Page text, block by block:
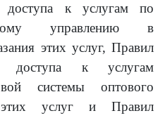
доступа к услугам по
управлению в
этих услуг, Правил
доступа к услугам
системы оптового
услуг и Правил